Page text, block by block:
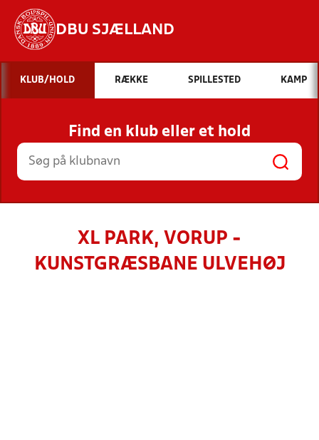
DBU SJÆLLAND
Hvad vil du søge efter?
INDHOLD OG NYHEDER
STILLINGER, RESULTATER, KLUBBER OG
HOLD
KLUB/HOLD RÆKKE SPILLESTED KAMP
Find en klub eller et hold
XL PARK, VORUP -
KUNSTGRÆSBANE ULVEHØJ